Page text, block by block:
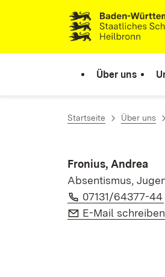
Zum Inhalt springen
Link zur Startseite
Über uns
Startseite Über uns
Fronius, Andrea
Absentismus,
Telefon:
07131/64377-44
E-Mail:
E-Mail schreiben